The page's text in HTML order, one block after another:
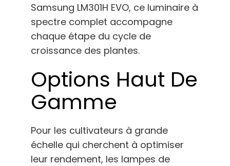
Samsung LM301H EVO, ce luminaire à
spectre complet accompagne
chaque étape du cycle de
croissance des plantes.
Options Haut De
Gamme
Pour les cultivateurs à grande
échelle qui cherchent à optimiser
leur rendement, les lampes de